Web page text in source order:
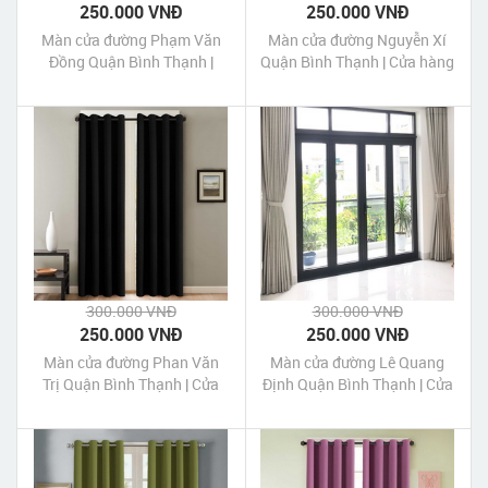
250.000 VNĐ
Màn cửa đường Phạm Văn
Đồng Quận Bình Thạnh |
đường Phạm Văn Đồng
Quận Bình Thạnh Tp HCM
250.000 VNĐ
Màn cửa đường Nguyễn Xí
Quận Bình Thạnh | Cửa hàng
Xí Quận Bình Thạnh Tp HCM
300.000 VNĐ
250.000 VNĐ
Màn cửa đường Phan Văn
Trị Quận Bình Thạnh | Cửa
Phan Văn Trị Quận Bình
Thạnh Tp HCM
300.000 VNĐ
250.000 VNĐ
Màn cửa đường Lê Quang
Định Quận Bình Thạnh | Cửa
Lê Quang Định Quận Bình
Thạnh Tp HCM